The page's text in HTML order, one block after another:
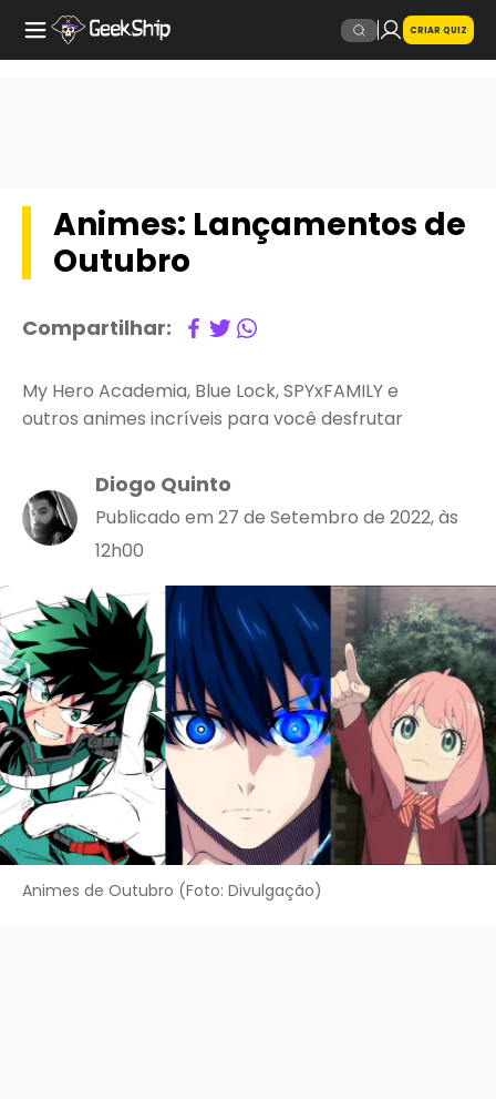
CRIAR QUIZ
Animes: Lançamentos de
Outubro
Compartilhar:
My Hero Academia, Blue Lock, SPYxFAMILY e
outros animes incríveis para você desfrutar
Diogo Quinto
Publicado em 27 de Setembro de 2022, às
12h00
Animes de Outubro (Foto: Divulgação)